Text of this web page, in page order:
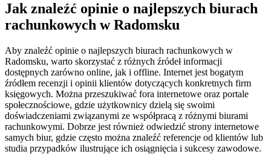
Jak znaleźć opinie o najlepszych biurach
rachunkowych w Radomsku
Aby znaleźć opinie o najlepszych biurach rachunkowych w
Radomsku, warto skorzystać z różnych źródeł informacji
dostępnych zarówno online, jak i offline. Internet jest bogatym
źródłem recenzji i opinii klientów dotyczących konkretnych firm
księgowych. Można przeszukiwać fora internetowe oraz portale
społecznościowe, gdzie użytkownicy dzielą się swoimi
doświadczeniami związanymi ze współpracą z różnymi biurami
rachunkowymi. Dobrze jest również odwiedzić strony internetowe
samych biur, gdzie często można znaleźć referencje od klientów lub
studia przypadków ilustrujące ich osiągnięcia i sukcesy zawodowe.